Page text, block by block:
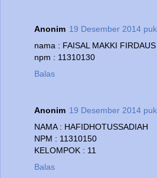
Anonim 19 Desember 2014
nama : FAISAL MAKKI FIRDAUS
npm : 11310130
Balas
Anonim 19 Desember 2014
NAMA : HAFIDHOTUSSADIAH
NPM : 11310150
KELOMPOK : 11
Balas